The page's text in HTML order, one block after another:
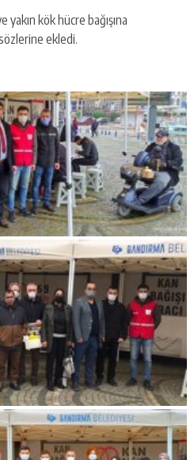
kök hücre bağışına
ekledi.